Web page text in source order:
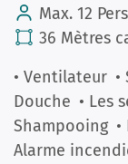
Max. 12
36 Mètres
• Ventilateur •
Douche • Les
Shampooing
Alarme